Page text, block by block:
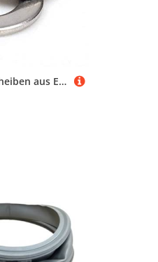
Flache Unterlegscheiben aus Edelstahl 304 – M2–M18 – langlebige und erosionsbeständige Unterlegscheiben for verschiedene Anwendungen(M18x34x3mm 10pcs)